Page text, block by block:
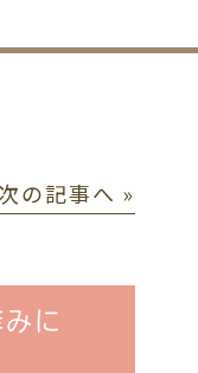
の記事へ »
に